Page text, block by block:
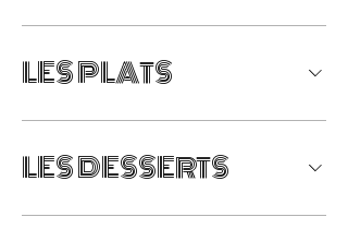
LES PLATS
LES DESSERTS